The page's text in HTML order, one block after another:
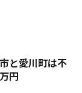
と愛川町は不
円